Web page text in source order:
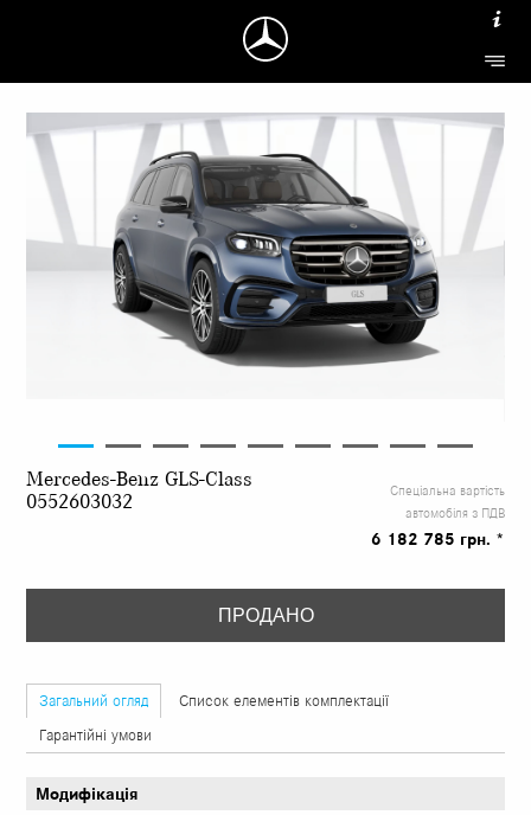
Mercedes-Benz GLS-Class
0552603032
Спеціальна вартість
автомобіля з ПДВ
6 182 785 грн. *
ПРОДАНО
Загальний огляд
Список елементів комплектації
Гарантійні умови
Модифікація